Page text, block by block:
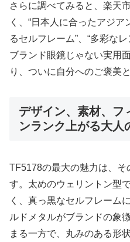
さらに調べてみると、楽天
く、“日本人に合ったアジア
るセルフレーム”、“多彩な
ブランド眼鏡じゃない実用
り、ついに自分へのご褒美
デザイン、素材、
ンランク上がる大人
TF5178の最大の魅力は、そ
す。太めのウェリントン型
く、真っ黒なセルフレーム
ルドメタルがブランドの象
まる一方で、丸みのある形